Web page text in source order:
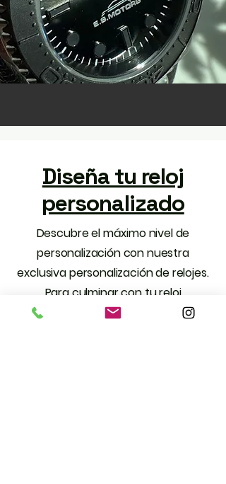
Diseña tu reloj
personalizado
Descubre el máximo nivel de
personalización con nuestra
exclusiva personalización de relojes.
Para culminar con tu reloj
personalizado, primero elige tu caja y